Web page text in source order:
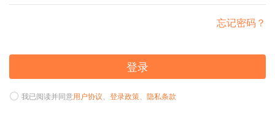
忘记密码？
登录
我已阅读并同意用户协议、 登录政策、 隐私条款